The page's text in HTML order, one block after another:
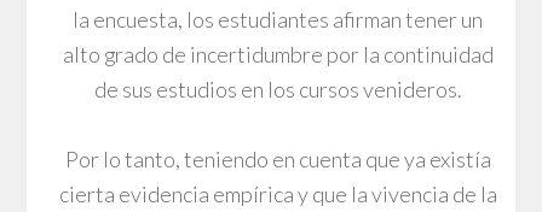
la encuesta, los estudiantes afirman tener un
alto grado de incertidumbre por la continuidad
de sus estudios en los cursos venideros.
Por lo tanto, teniendo en cuenta que ya existía
cierta evidencia empírica y que la vivencia de la